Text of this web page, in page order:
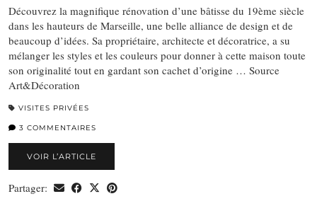
Découvrez la magnifique rénovation d’une bâtisse du 19ème siècle
dans les hauteurs de Marseille, une belle alliance de design et de
beaucoup d’idées. Sa propriétaire, architecte et décoratrice, a su
mélanger les styles et les couleurs pour donner à cette maison toute
son originalité tout en gardant son cachet d’origine … Source
Art&Décoration
VISITES PRIVÉES
3 COMMENTAIRES
VOIR L’ARTICLE
Partager: